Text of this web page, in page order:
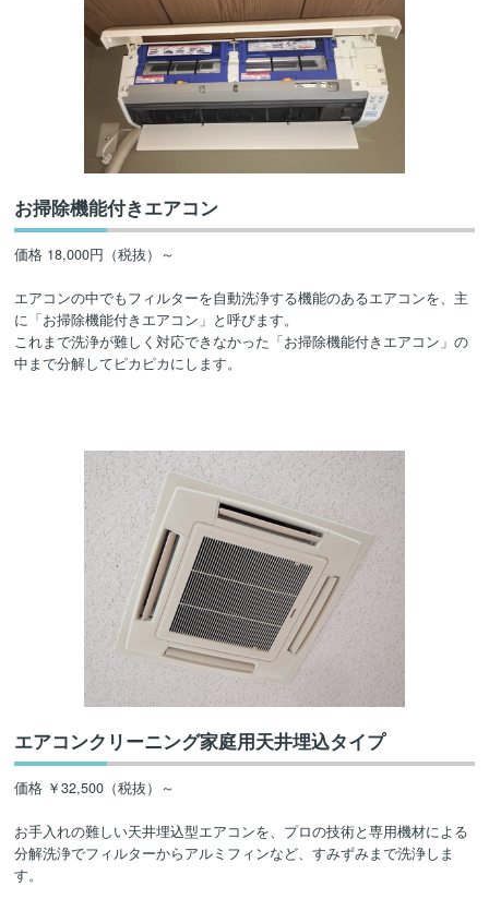
お掃除機能付きエアコン
価格 18,000円（税抜）～
エアコンの中でもフィルターを自動洗浄する機能のあるエアコンを、主
に「お掃除機能付きエアコン」と呼びます。
これまで洗浄が難しく対応できなかった「お掃除機能付きエアコン」の
中まで分解してピカピカにします。
エアコンクリーニング家庭用天井埋込タイプ
価格 ￥32,500（税抜）～
お手入れの難しい天井埋込型エアコンを、プロの技術と専用機材による
分解洗浄でフィルターからアルミフィンなど、すみずみまで洗浄しま
す。